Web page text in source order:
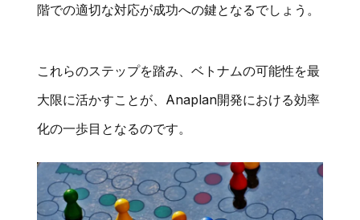
階での適切な対応が成功への鍵となるでしょう。
これらのステップを踏み、ベトナムの可能性を最
大限に活かすことが、Anaplan開発における効率
化の一歩目となるのです。